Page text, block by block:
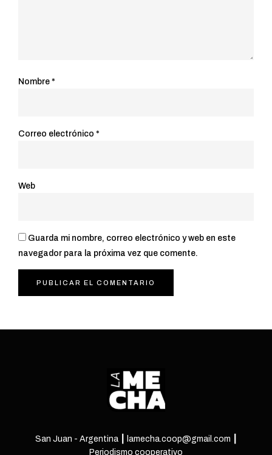
Nombre *
Correo electrónico *
Web
Guarda mi nombre, correo electrónico y web en este
navegador para la próxima vez que comente.
San Juan - Argentina ┃ lamecha.coop@gmail.com ┃
Periodismo cooperativo